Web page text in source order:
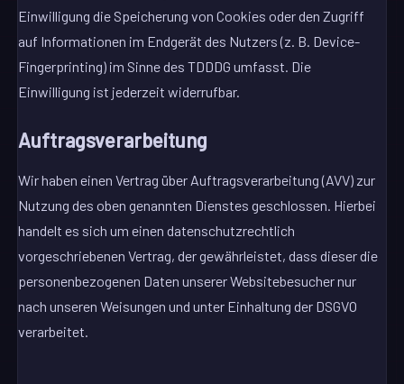
Einwilligung die Speicherung von Cookies oder den Zugriff
auf Informationen im Endgerät des Nutzers (z. B. Device-
Fingerprinting) im Sinne des TDDDG umfasst. Die
Einwilligung ist jederzeit widerrufbar.
Auftragsverarbeitung
Wir haben einen Vertrag über Auftragsverarbeitung (AVV) zur
Nutzung des oben genannten Dienstes geschlossen. Hierbei
handelt es sich um einen datenschutzrechtlich
vorgeschriebenen Vertrag, der gewährleistet, dass dieser die
personenbezogenen Daten unserer Websitebesucher nur
nach unseren Weisungen und unter Einhaltung der DSGVO
verarbeitet.